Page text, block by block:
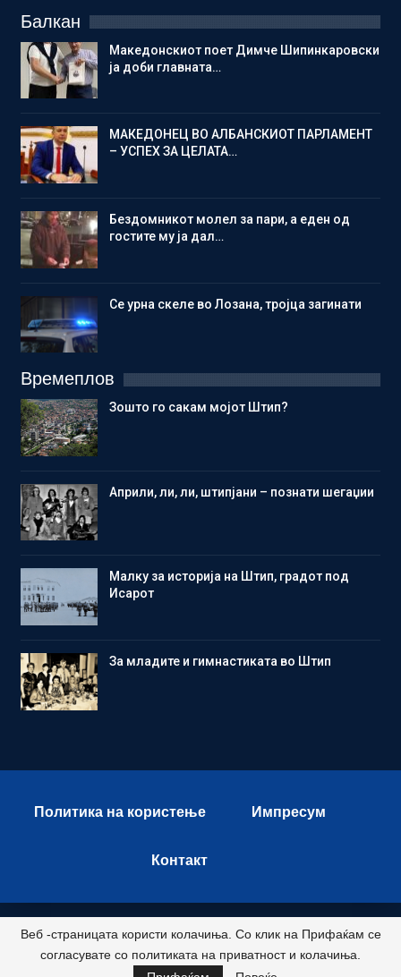
Балкан
Македонскиот поет Димче Шипинкаровски
ја доби главната…
МАКЕДОНЕЦ ВО АЛБАНСКИОТ ПАРЛАМЕНТ
– УСПЕХ ЗА ЦЕЛАТА…
Бездомникот молел за пари, а еден од
гостите му ја дал…
Се урна скеле во Лозана, тројца загинати
Времеплов
Зошто го сакам мојот Штип?
Aприли, ли, ли, штипјани – познати шегаџии
Малку за историја на Штип, градот под
Исарот
Зa младите и гимнастиката во Штип
Политика на користење Импресум
Контакт
© 2026 - Istok Press. All Rights Reserved.
Развиено и хостирано од
Веб -страницата користи колачиња. Со клик на Прифаќам се
согласувате со политиката на приватност и колачиња.